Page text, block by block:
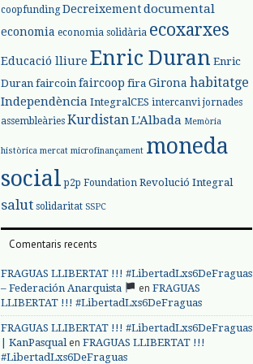
coopfunding Decreixementdocumental
economia economia solidària ecoxarxes
Educació lliure Enric Duran Enric
Duran faircoin faircoop fira Girona habitatge
Independència IntegralCES intercanvi jornades
assembleàries Kurdistan L'Albada Memòria
històrica mercat microfinançament moneda
social p2p Foundation Revolució Integral
salut solidaritat SSPC
Comentaris recents
FRAGUAS LLIBERTAT !!! #LibertadLxs6DeFraguas
– Federación Anarquista
en FRAGUAS
LLIBERTAT !!! #LibertadLxs6DeFraguas
FRAGUAS LLIBERTAT !!! #LibertadLxs6DeFraguas
| KanPasqualen FRAGUAS LLIBERTAT !!!
#LibertadLxs6DeFraguas